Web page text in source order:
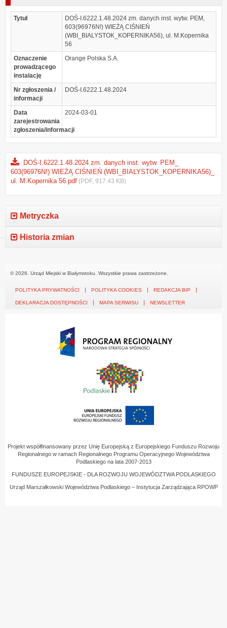
Tytuł
DOŚ-I.6222.1.48.2024 zm. danych inst. wytw. PEM,
603(96976N!) WIEŻĄ CIŚNIEŃ
(WBI_BIALYSTOK_KOPERNIKA56), ul. M.Kopernika
56
Oznaczenie
prowadzącego
instalację
Orange Polska S.A.
Nr zgłoszenia /
informacji
DOŚ-I.6222.1.48.2024
Data
zarejestrowania
zgłoszenia/informacji
2024-03-01
DOŚ-I.6222.1.48.2024 zm. danych inst. wytw. PEM_
603(96976N!) WIEŻĄ CIŚNIEŃ (WBI_BIALYSTOK_KOPERNIKA56)_
ul. M.Kopernika 56.pdf (PDF, 917.43 KB)
Metryczka
Historia zmian
© 2026. Urząd Miejski w Białymstoku. Wszystkie prawa zastrzeżone.
POLITYKA PRYWATNOŚCI POLITYKA COOKIES REDAKCJA BIP
DEKLARACJA DOSTĘPNOŚCI MAPA SERWISU NEWSLETTER
Projekt współfinansowany przez Unię Europejską z Europejskiego Funduszu Rozwoju
Regionalnego w ramach Regionalnego Programu Operacyjnego Województwa
Podlaskiego na lata 2007-2013
FUNDUSZE EUROPEJSKIE - DLA ROZWOJU WOJEWÓDZTWA PODLASKIEGO
Urząd Marszałkowski Województwa Podlaskiego – Instytucja Zarządzająca RPOWP